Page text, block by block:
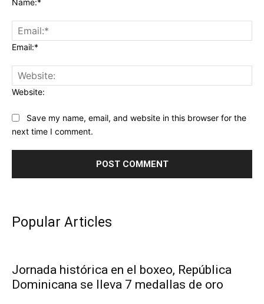
Name:*
Email:*
Website:
Save my name, email, and website in this browser for the
next time I comment.
Popular Articles
Jornada histórica en el boxeo, República
Dominicana se lleva 7 medallas de oro